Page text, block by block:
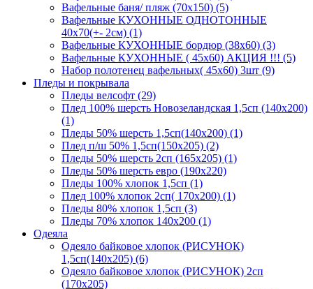
Вафельные баня/ пляж (70х150) (5)
Вафельные КУХОННЫЕ ОДНОТОННЫЕ
40х70(+- 2см) (1)
Вафельные КУХОННЫЕ бордюр (38х60) (3)
Вафельные КУХОННЫЕ ( 45х60) АКЦИЯ !!! (5)
Набор полотенец вафельных( 45х60) 3шт (9)
Пледы и покрывала
Пледы велсофт (29)
Плед 100% шерсть Новозеландская 1,5сп (140х200)
(1)
Пледы 50% шерсть 1,5сп(140х200) (1)
Плед п/ш 50% 1,5сп(150х205) (2)
Пледы 50% шерсть 2сп (165х205) (1)
Пледы 50% шерсть евро (190х220)
Пледы 100% хлопок 1,5сп (1)
Плед 100% хлопок 2сп( 170х200) (1)
Пледы 80% хлопок 1,5сп (3)
Пледы 70% хлопок 140х200 (1)
Одеяла
Одеяло байковое хлопок (РИСУНОК)
1,5сп(140х205) (6)
Одеяло байковое хлопок (РИСУНОК) 2сп
(170х205)